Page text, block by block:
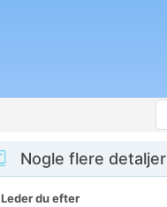
Nogle flere detaljer
Leder du efter